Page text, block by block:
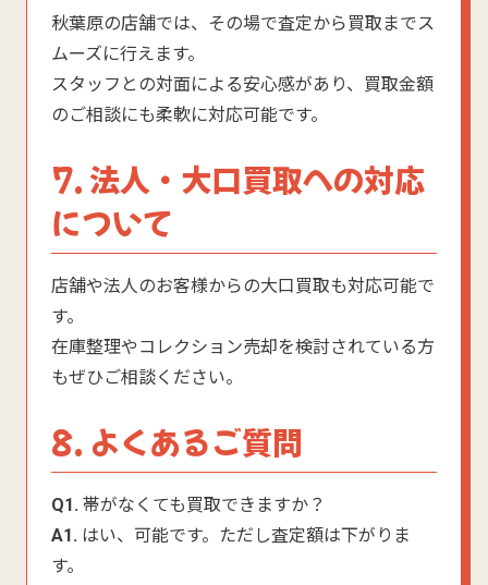
秋葉原の店舗では、その場で査定から買取までス
ムーズに行えます。
スタッフとの対面による安心感があり、買取金額
のご相談にも柔軟に対応可能です。
7. 法人・大口買取への対応
について
店舗や法人のお客様からの大口買取も対応可能で
す。
在庫整理やコレクション売却を検討されている方
もぜひご相談ください。
8. よくあるご質問
Q1. 帯がなくても買取できますか？
A1. はい、可能です。ただし査定額は下がりま
す。